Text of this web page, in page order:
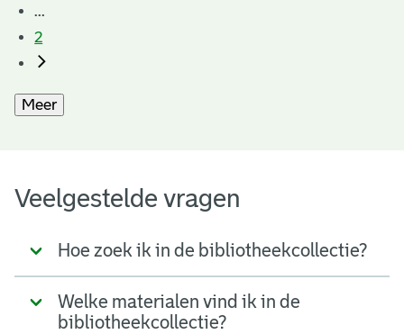
...
2
Meer
Veelgestelde vragen
Hoe zoek ik in de bibliotheekcollectie?
Welke materialen vind ik in de
bibliotheekcollectie?